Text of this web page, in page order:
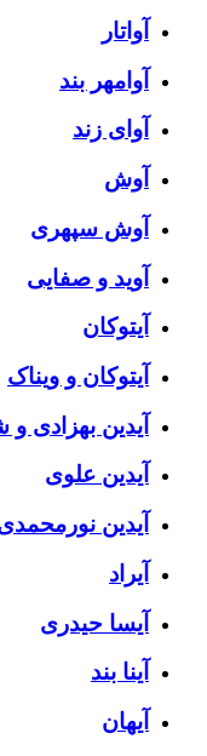
آواتار
آوامهر بند
آوای زند
آوش
آوش سپهری
آوید و صفایی
آیتوکان
آیتوکان و ویناک
آیدین بهزادی و
آیدین علوی
آیدین نورمحمدی
آیراد
آیسا حیدری
آینا بند
آیهان